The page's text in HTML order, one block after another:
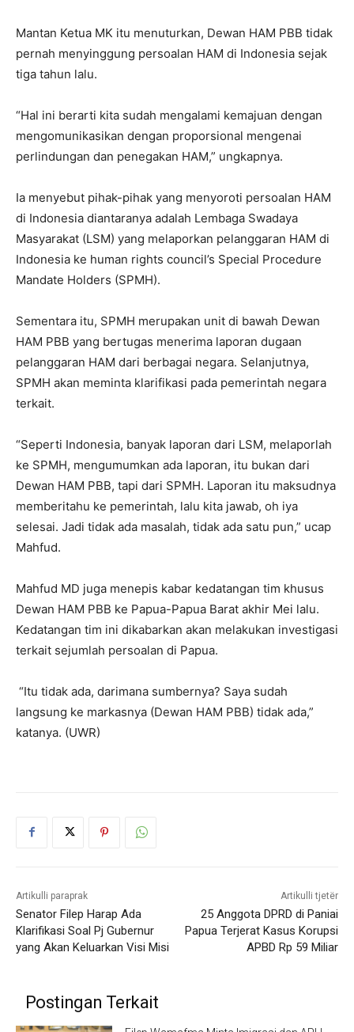
Mantan Ketua MK itu menuturkan, Dewan HAM PBB tidak
pernah menyinggung persoalan HAM di Indonesia sejak
tiga tahun lalu.
“Hal ini berarti kita sudah mengalami kemajuan dengan
mengomunikasikan dengan proporsional mengenai
perlindungan dan penegakan HAM,” ungkapnya.
Ia menyebut pihak-pihak yang menyoroti persoalan HAM
di Indonesia diantaranya adalah Lembaga Swadaya
Masyarakat (LSM) yang melaporkan pelanggaran HAM di
Indonesia ke human rights council’s Special Procedure
Mandate Holders (SPMH).
Sementara itu, SPMH merupakan unit di bawah Dewan
HAM PBB yang bertugas menerima laporan dugaan
pelanggaran HAM dari berbagai negara. Selanjutnya,
SPMH akan meminta klarifikasi pada pemerintah negara
terkait.
“Seperti Indonesia, banyak laporan dari LSM, melaporlah
ke SPMH, mengumumkan ada laporan, itu bukan dari
Dewan HAM PBB, tapi dari SPMH. Laporan itu maksudnya
memberitahu ke pemerintah, lalu kita jawab, oh iya
selesai. Jadi tidak ada masalah, tidak ada satu pun,” ucap
Mahfud.
Mahfud MD juga menepis kabar kedatangan tim khusus
Dewan HAM PBB ke Papua-Papua Barat akhir Mei lalu.
Kedatangan tim ini dikabarkan akan melakukan investigasi
terkait sejumlah persoalan di Papua.
“Itu tidak ada, darimana sumbernya? Saya sudah
langsung ke markasnya (Dewan HAM PBB) tidak ada,”
katanya. (UWR)
Artikulli paraprak
Senator Filep Harap Ada
Klarifikasi Soal Pj Gubernur
yang Akan Keluarkan Visi Misi
Artikulli tjetër
25 Anggota DPRD di Paniai
Papua Terjerat Kasus Korupsi
APBD Rp 59 Miliar
Postingan Terkait